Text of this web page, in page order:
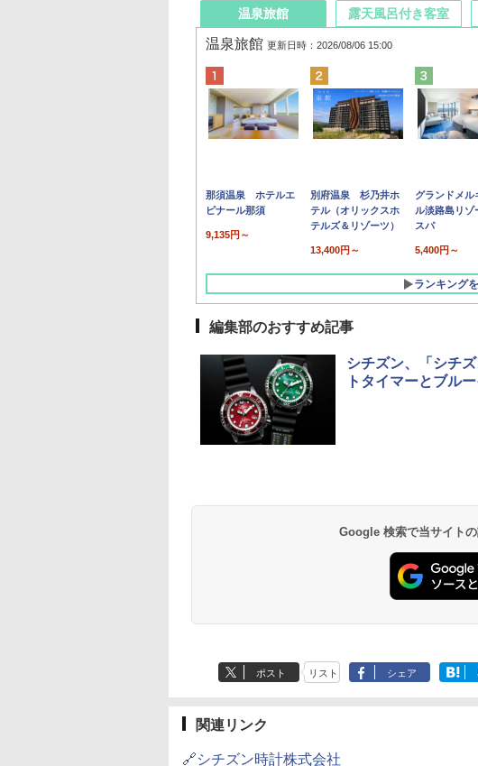
温泉旅館
温泉旅館 更新日時：2026/08/06 15:00
那須温泉 ホテルエ
ピナール那須
9,135円～
別府温泉 杉乃井ホ
テル（オリックスホ
テルズ＆リゾーツ）
13,400円～
グランドメル
ル淡路島リゾ
スパ
5,400円～
ランキング
露天風呂付き客室
10,450円～
19,541円～
7,950円～
5,758円～
編集部のおすすめ記事
シチズン、「シチ
トタイマーとブル
Google 検索で当サイト
ポスト リスト シェア
関連リンク
🔗シチズン時計株式会社